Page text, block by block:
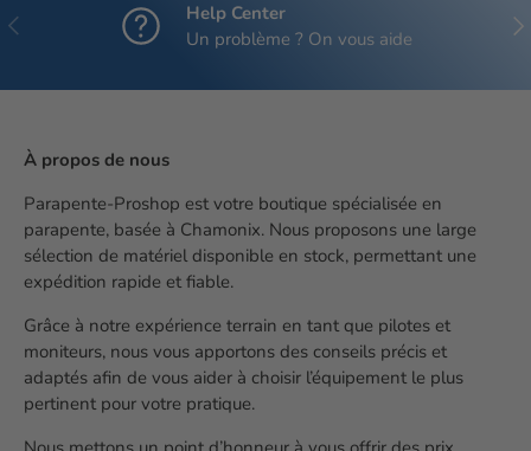
Précédent
Help Center
Un problème ? On vous aide
À propos de nous
Parapente-Proshop est votre boutique spécialisée en
parapente, basée à Chamonix. Nous proposons une large
sélection de matériel disponible en stock, permettant une
expédition rapide et fiable.
Grâce à notre expérience terrain en tant que pilotes et
moniteurs, nous vous apportons des conseils précis et
adaptés afin de vous aider à choisir l’équipement le plus
pertinent pour votre pratique.